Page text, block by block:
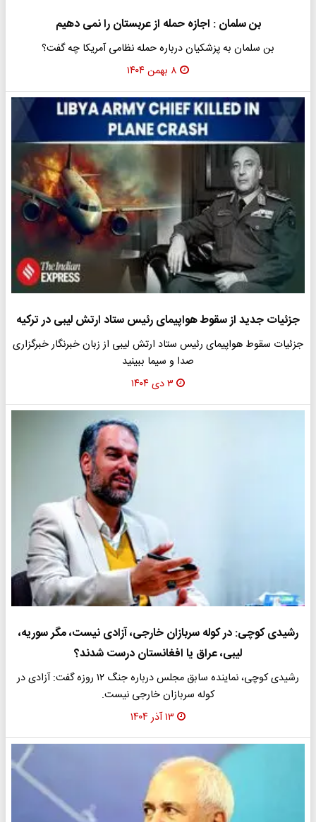
بن سلمان : اجازه حمله از عربستان را نمی دهیم
بن سلمان به پزشکیان درباره حمله نظامی آمریکا چه گفت؟
۸ بهمن ۱۴۰۴
جزئیات جدید از سقوط هواپیمای رئیس ستاد ارتش لیبی در ترکیه
جزئیات سقوط هواپیمای رئیس ستاد ارتش لیبی از زبان خبرنگار خبرگزاری
صدا و سیما ببینید
۳ دی ۱۴۰۴
رشیدی کوچی: در کوله سربازان خارجی، آزادی نیست، مگر سوریه،
لیبی، عراق یا افغانستان درست شدند؟
رشیدی کوچی، نماینده سابق مجلس درباره جنگ ۱۲ روزه گفت: آزادی در
کوله سربازان خارجی نیست.
۱۳ آذر ۱۴۰۴